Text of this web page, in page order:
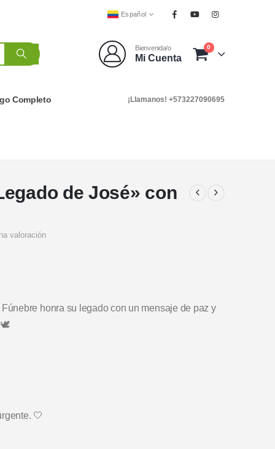
Español
Bienvenida/o
Mi Cuenta
0
Completo ¡Llamanos! +573227090695
de José» con
valoración
honra su legado con un mensaje de paz y
🕊️
🤍